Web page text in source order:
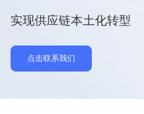
实现供应链本土化转型
点击联系我们